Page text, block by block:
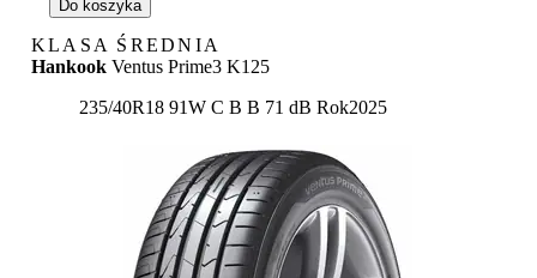
Do koszyka
KLASA ŚREDNIA
Hankook Ventus Prime3 K125
235/40R18 91W Etykieta:
C B B 71 dB Rok2025